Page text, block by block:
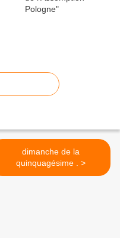
dimanche de la
quinquagésime . >